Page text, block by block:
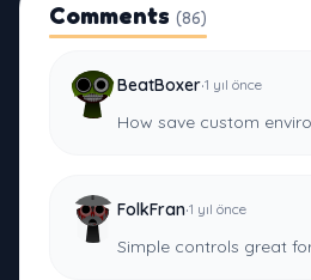
Comments (86)
BeatBoxer·1 yıl önce
How save custom
FolkFran·1 yıl önce
Simple controls great